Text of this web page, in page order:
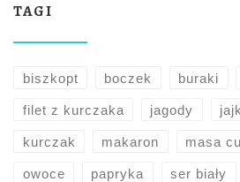
TAGI
biszkopt boczek buraki
filet z kurczaka jagody
kurczak makaron masa
owoce papryka ser biały